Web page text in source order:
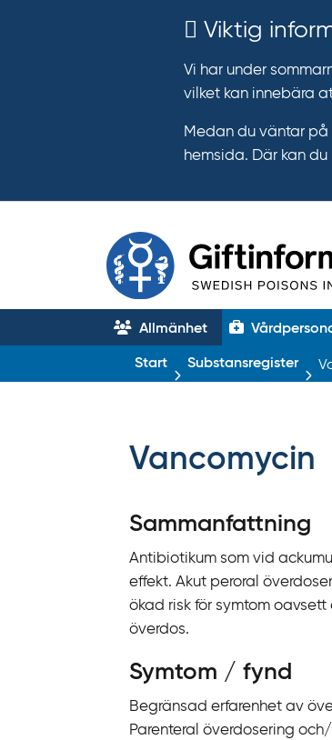
Viktig
Vi har under
vilket kan innebära
Medan du väntar
hemsida. Där kan
Allmänhet
Start Substansregister
T
Vancomycin
Sammanfattning
Antibiotikum som vid
effekt. Akut peroral
ökad risk för symtom
överdos.
Symtom / fynd
Begränsad erfarenhet av
Parenteral överdosering